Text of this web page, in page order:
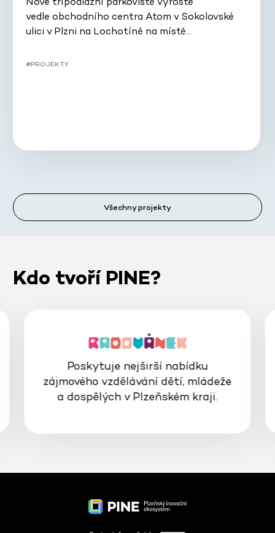
vedle obchodního centra Atom v Sokolovské
ulici v Plzni na Lochotíně na místě…
#PROJEKTY
Všechny projekty
Kdo tvoří PINE?
Poskytuje nejširší nabídku
zájmového vzdělávání dětí, mládeže
a dospělých v Plzeňském kraji.